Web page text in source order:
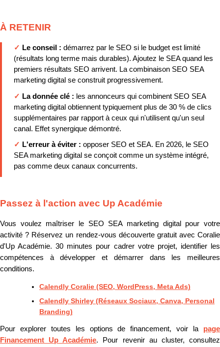
À RETENIR
✓ Le conseil : démarrez par le SEO si le budget est limité
(résultats long terme mais durables). Ajoutez le SEA quand les
premiers résultats SEO arrivent. La combinaison SEO SEA
marketing digital se construit progressivement.
✓ La donnée clé : les annonceurs qui combinent SEO SEA
marketing digital obtiennent typiquement plus de 30 % de clics
supplémentaires par rapport à ceux qui n'utilisent qu'un seul
canal. Effet synergique démontré.
✓ L'erreur à éviter : opposer SEO et SEA. En 2026, le SEO
SEA marketing digital se conçoit comme un système intégré,
pas comme deux canaux concurrents.
Passez à l'action avec Up Académie
Vous voulez maîtriser le SEO SEA marketing digital pour votre
activité ? Réservez un rendez-vous découverte gratuit avec Coralie
d'Up Académie. 30 minutes pour cadrer votre projet, identifier les
compétences à développer et démarrer dans les meilleures
conditions.
Calendly Coralie (SEO, WordPress, Meta Ads)
Calendly Shirley (Réseaux Sociaux, Canva, Personal
Branding)
Pour explorer toutes les options de financement, voir la page
Financement Up Académie. Pour revenir au cluster, consultez